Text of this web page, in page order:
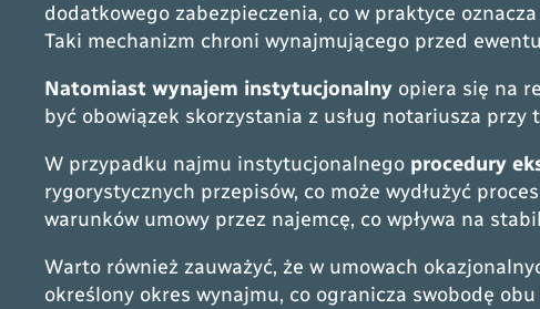
dodatkowego zabezpieczenia, co w praktyce
Taki mechanizm chroni wynajmującego przed
Natomiast wynajem instytucjonalny opiera się na
być obowiązek skorzystania z usług notariusza przy
W przypadku najmu instytucjonalnego procedury
rygorystycznych przepisów, co może wydłużyć
warunków umowy przez najemcę, co wpływa na
Warto również zauważyć, że w umowach
określony okres wynajmu, co ogranicza swobodę